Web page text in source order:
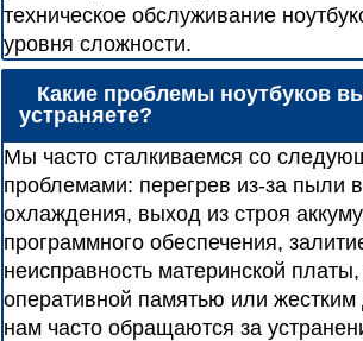
техническое обслуживание
уровня сложности.
Какие проблемы ноутбуков
устраняете?
Мы часто сталкиваемся со
проблемами: перегрев из-за пыли
охлаждения, выход из строя
программного обеспечения,
неисправность материнской
оперативной памятью или жестким
нам часто обращаются за